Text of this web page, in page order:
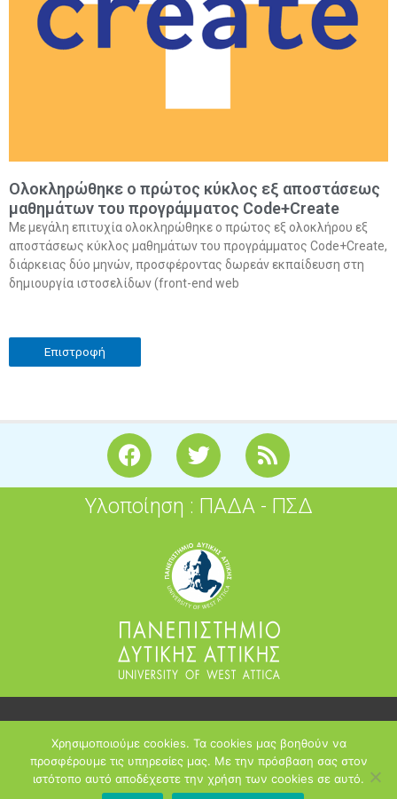
Ολοκληρώθηκε ο πρώτος κύκλος εξ αποστάσεως
μαθημάτων του προγράμματος Code+Create
Με μεγάλη επιτυχία ολοκληρώθηκε ο πρώτος εξ ολοκλήρου εξ
αποστάσεως κύκλος μαθημάτων του προγράμματος Code+Create,
διάρκειας δύο μηνών, προσφέροντας δωρεάν εκπαίδευση στη
δημιουργία ιστοσελίδων (front-end web
Επιστροφή
F
a
c
e
T
w
i
t
e
r
R
s
s
Υλοποίηση : ΠΑΔΑ - ΠΣΔ
opensoft.sch.gr
Χρησιμοποιούμε cookies. Τα cookies μας βοηθούν να
προσφέρουμε τις υπηρεσίες μας. Με την πρόσβαση σας στον
ιστότοπο αυτό αποδέχεστε την χρήση των cookies σε αυτό.